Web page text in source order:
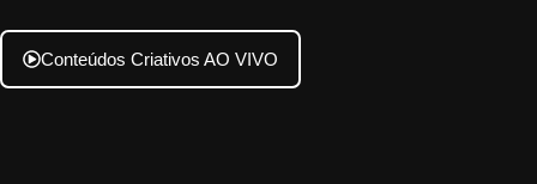
Conteúdos Criativos AO VIVO